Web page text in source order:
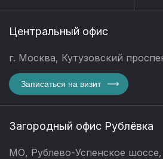
Центральный офис
г. Москва, Кутузовский
Записаться на визит
Загородный офис Рублёвка
МО, Рублево-Успенское шоссе,